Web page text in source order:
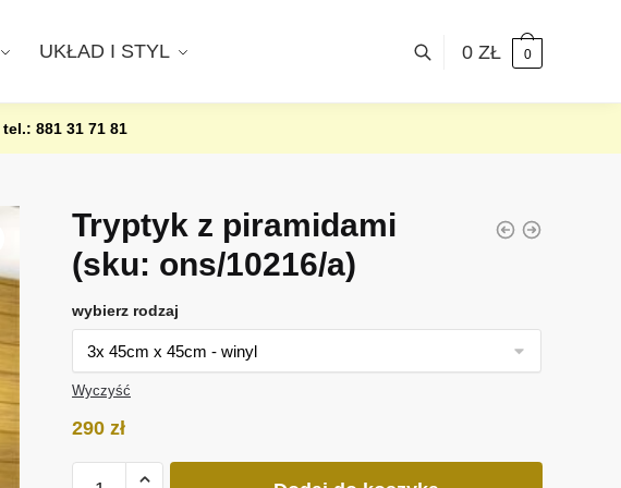
UKŁAD I STYL 0 ZŁ 0
tel.: 881 31 71 81
Tryptyk z piramidami
(sku: ons/10216/a)
wybierz rodzaj
Wyczyść
290 zł